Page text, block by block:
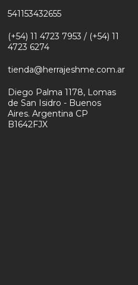
541153432655
(+54) 11 4723 7953 / (+54) 11
4723 6274
tienda@herrajeshme.com.ar
Diego Palma 1178, Lomas
de San Isidro - Buenos
Aires. Argentina CP
B1642FJX